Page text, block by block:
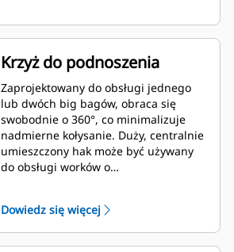
Krzyż do podnoszenia
Zaprojektowany do obsługi jednego
lub dwóch big bagów, obraca się
swobodnie o 360°, co minimalizuje
nadmierne kołysanie. Duży, centralnie
umieszczony hak może być używany
do obsługi worków o
Dowiedz się więcej